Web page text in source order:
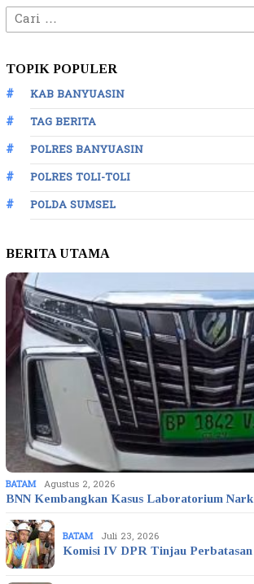
Cari
untuk:
TOPIK POPULER
KAB BANYUASIN
TAG BERITA
POLRES BANYUASIN
POLRES TOLI-TOLI
POLDA SUMSEL
BERITA UTAMA
BATAM Agustus 2, 2026
BNN Kembangkan Kasus Laboratorium
BATAM Juli 23, 2026
Komisi IV DPR Tinjau